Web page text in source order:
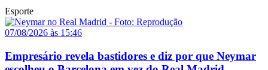
Esporte
07/08/2026 às 15:46
Empresário revela bastidores e diz por que Neymar